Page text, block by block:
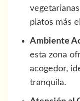
platos más
Ambiente
esta zona
acogedor,
tranquila.